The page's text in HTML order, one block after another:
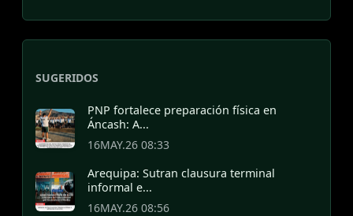
SUGERIDOS
PNP fortalece preparación física en
Áncash: A...
16MAY.26 08:33
Arequipa: Sutran clausura terminal
informal e...
16MAY.26 08:56